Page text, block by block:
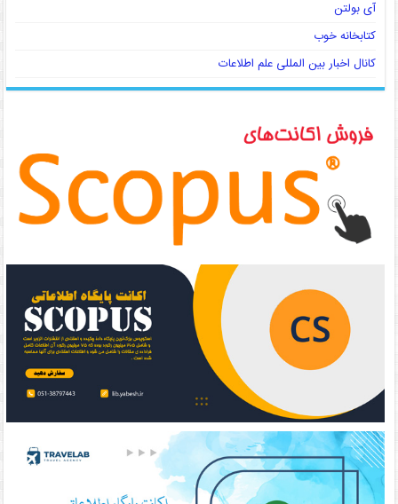
آی بولتن
کتابخانه خوب
کانال اخبار بین المللی علم اطلاعات